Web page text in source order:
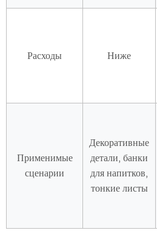
Расходы Ниже
Применимые
сценарии
Декоративные
детали, банки
для напитков,
тонкие листы